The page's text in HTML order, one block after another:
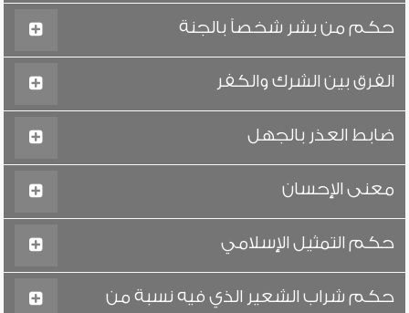
حكم من بشر شخصاً بالجنة
الفرق بين الشرك والكفر
ضابط العذر بالجهل
معنى الإحسان
حكم التمثيل الإسلامي
حكم شراب الشعير الذي فيه نسبة من